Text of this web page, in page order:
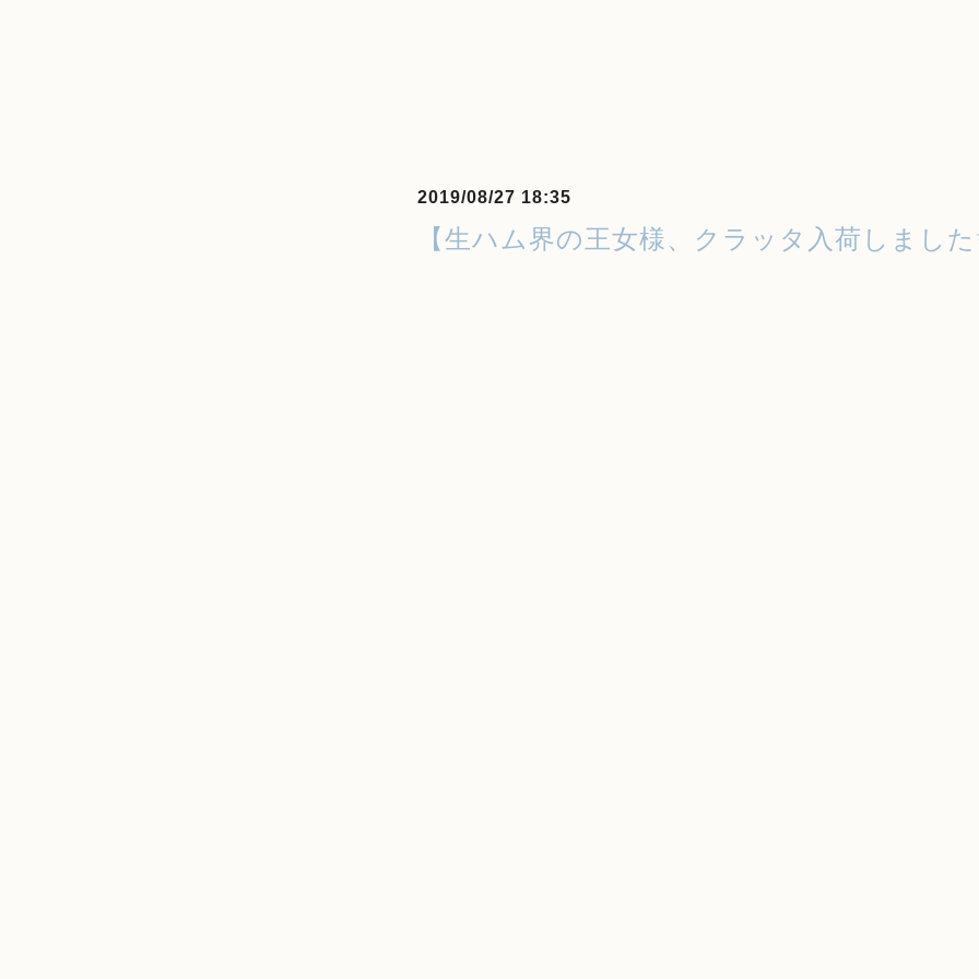
2019/08/27 18:35
【生ハム界の王女様、クラッタ入荷しました